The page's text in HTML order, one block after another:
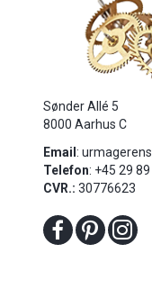
Sønder Allé 5
8000 Aarhus C
Email :
Telefon: +45 29
CVR.: 30776623